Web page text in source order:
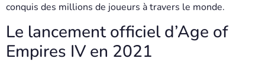
conquis des millions de joueurs à travers le monde.
Le lancement officiel d’Age of
Empires IV en 2021